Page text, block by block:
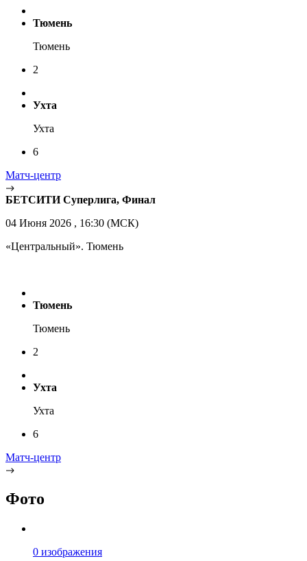
Тюмень
Тюмень
2
Ухта
Ухта
6
Матч-центр
БЕТСИТИ Суперлига, Финал
04 Июня 2026 , 16:30 (МСК)
«Центральный». Тюмень
Тюмень
Тюмень
2
Ухта
Ухта
6
Матч-центр
Фото
0 изображения